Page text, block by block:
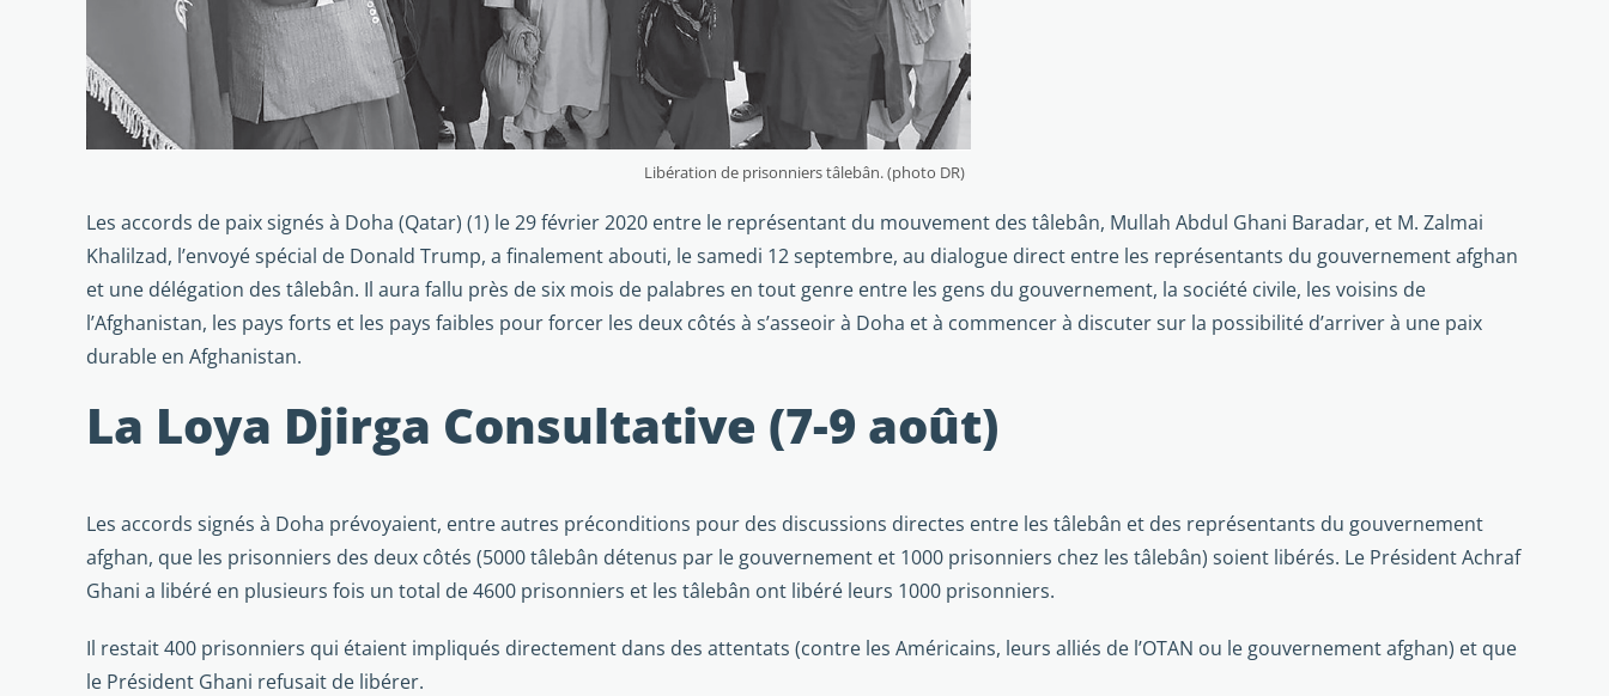
Libération de prisonniers tâlebân. (photo DR)
Les accords de paix signés à Doha (Qatar) (1) le 29 février 2020 entre le représentant du mouvement des tâlebân, Mullah Abdul Ghani Baradar, et M. Zalmai
Khalilzad, l’envoyé spécial de Donald Trump, a finalement abouti, le samedi 12 sep­tembre, au dialogue direct entre les représentants du gou­vernement afghan
et une délégation des tâlebân. Il aura fallu près de six mois de palabres en tout genre entre les gens du gouvernement, la société civile, les voisins de
l’Afghanistan, les pays forts et les pays faibles pour forcer les deux côtés à s’asseoir à Doha et à commencer à discuter sur la possibilité d’arriver à une paix
durable en Afghanistan.
La Loya Djirga Consultative (7-9 août)
Les accords signés à Doha prévoyaient, entre autres précon­ditions pour des discussions directes entre les tâlebân et des représentants du gouvernement
afghan, que les prisonniers des deux côtés (5000 tâlebân détenus par le gouvernement et 1000 prisonniers chez les tâlebân) soient libérés. Le Pré­sident Achraf
Ghani a libéré en plusieurs fois un total de 4600 prisonniers et les tâlebân ont libéré leurs 1000 prisonniers.
Il restait 400 prisonniers qui étaient impliqués directement dans des attentats (contre les Américains, leurs alliés de l’OTAN ou le gouvernement afghan) et que
le Président Ghani refusait de libérer.